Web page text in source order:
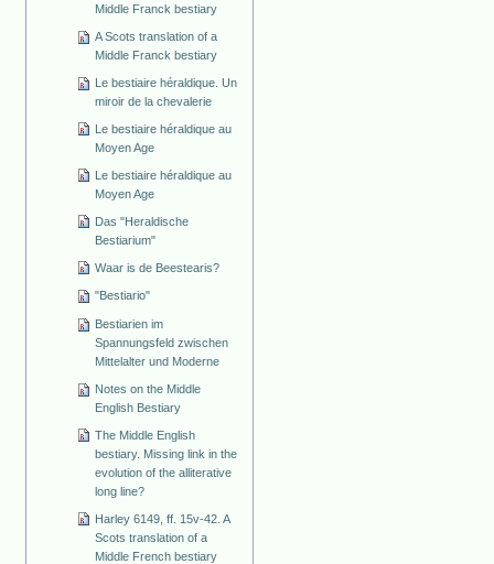
Middle Franck bestiary
A Scots translation of a
Middle Franck bestiary
Le bestiaire héraldique. Un
miroir de la chevalerie
Le bestiaire héraldique au
Moyen Age
Le bestiaire héraldique au
Moyen Age
Das "Heraldische
Bestiarium"
Waar is de Beestearis?
"Bestiario"
Bestiarien im
Spannungsfeld zwischen
Mittelalter und Moderne
Notes on the Middle
English Bestiary
The Middle English
bestiary. Missing link in the
evolution of the alliterative
long line?
Harley 6149, ff. 15v-42. A
Scots translation of a
Middle French bestiary